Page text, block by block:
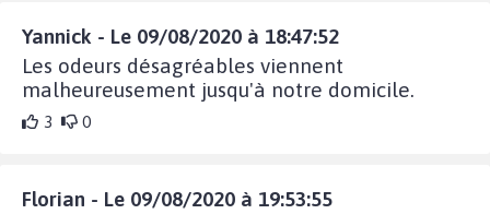
Yannick - Le 09/08/2020 à 18:47:52
Les odeurs désagréables viennent
malheureusement jusqu'à notre domicile.
3 0
Florian - Le 09/08/2020 à 19:53:55